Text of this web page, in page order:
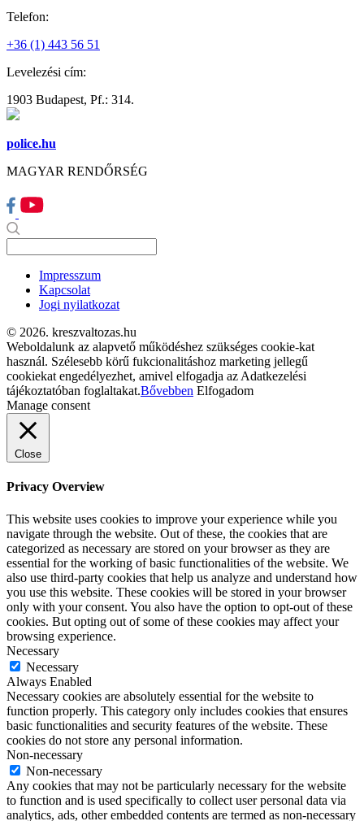
Telefon:
+36 (1) 443 56 51
Levelezési cím:
1903 Budapest, Pf.: 314.
police.hu
MAGYAR RENDŐRSÉG
Impresszum
Kapcsolat
Jogi nyilatkozat
© 2026. kreszvaltozas.hu
Weboldalunk az alapvető működéshez szükséges cookie-kat
használ. Szélesebb körű fukcionalitáshoz marketing jellegű
cookiekat engedélyezhet, amivel elfogadja az Adatkezelési
tájékoztatóban foglaltakat.Bővebben Elfogadom
Manage consent
Close
Privacy Overview
This website uses cookies to improve your experience while you
navigate through the website. Out of these, the cookies that are
categorized as necessary are stored on your browser as they are
essential for the working of basic functionalities of the website. We
also use third-party cookies that help us analyze and understand how
you use this website. These cookies will be stored in your browser
only with your consent. You also have the option to opt-out of these
cookies. But opting out of some of these cookies may affect your
browsing experience.
Necessary
Necessary
Always Enabled
Necessary cookies are absolutely essential for the website to
function properly. This category only includes cookies that ensures
basic functionalities and security features of the website. These
cookies do not store any personal information.
Non-necessary
Non-necessary
Any cookies that may not be particularly necessary for the website
to function and is used specifically to collect user personal data via
analytics, ads, other embedded contents are termed as non-necessary